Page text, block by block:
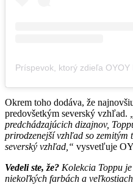
Okrem toho dodáva, že
predovšetkým severský vzhľad.
predchádzajúcich dizajnov,
prirodzenejší vzhľad so
severský vzhľad,“ vysvetľuje
Vedeli ste, že? Kolekcia Toppu
niekoľkých farbách a